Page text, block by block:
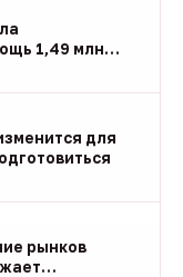
1,49 млн
для
рынков